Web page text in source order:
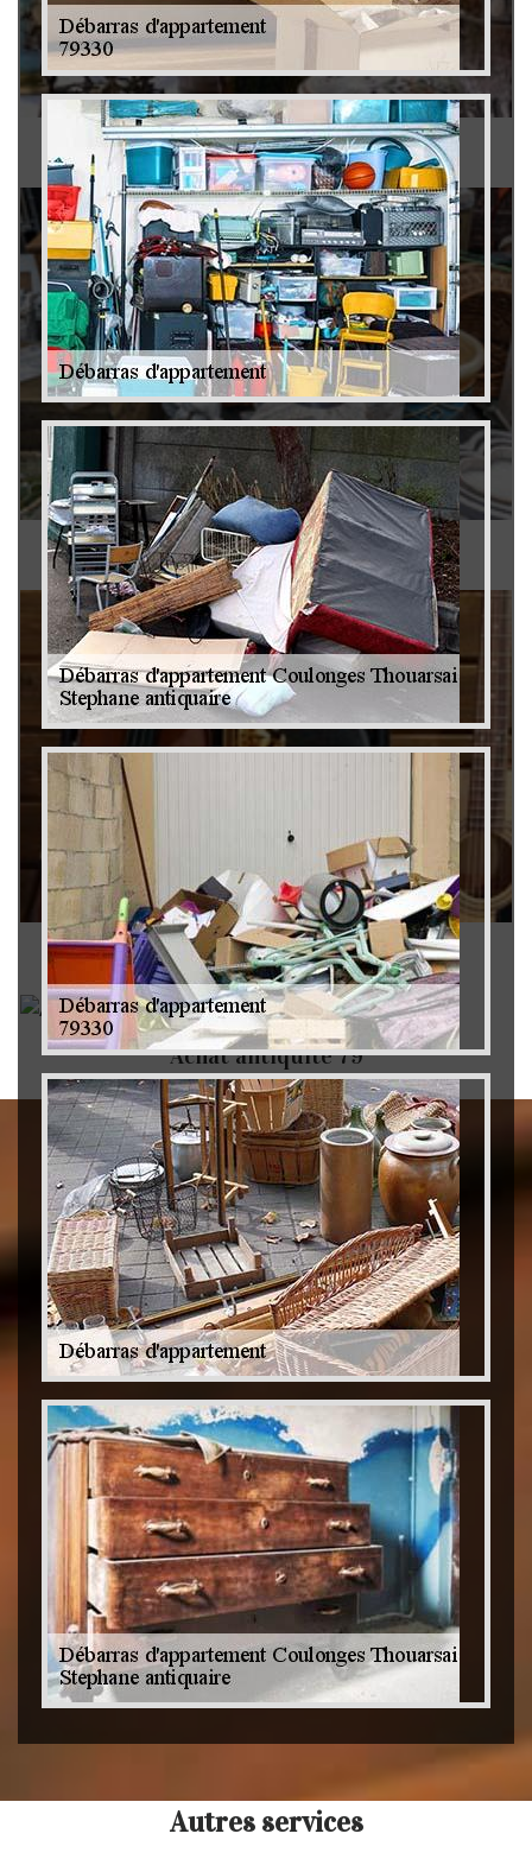
Antiquaire 79
Brocanteur 79
Rachat instrument de musique 79
Achat antiquité 79
Autres services